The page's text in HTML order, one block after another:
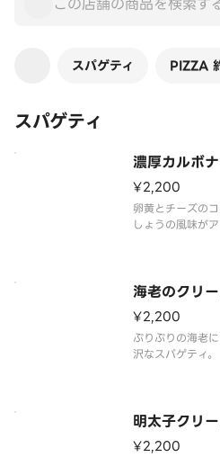
スパゲティ PIZZA
スパゲティ
濃厚カルボ
¥2,200
卵黄とチーズの
しょうの風味が
海老のクリ
¥2,200
ぷりぷりの海老
沢なスパゲティ。
明太子クリ
¥2,200